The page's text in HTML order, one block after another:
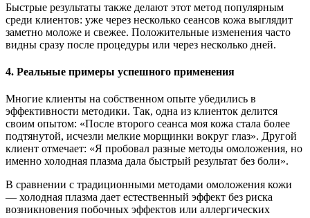
Быстрые результаты также делают этот метод популярным
среди клиентов: уже через несколько сеансов кожа выглядит
заметно моложе и свежее. Положительные изменения часто
видны сразу после процедуры или через несколько дней.
4. Реальные примеры успешного применения
Многие клиенты на собственном опыте убедились в
эффективности методики. Так, одна из клиенток делится
своим опытом: «После второго сеанса моя кожа стала более
подтянутой, исчезли мелкие морщинки вокруг глаз». Другой
клиент отмечает: «Я пробовал разные методы омоложения, но
именно холодная плазма дала быстрый результат без боли».
В сравнении с традиционными методами омоложения кожи
— холодная плазма дает естественный эффект без риска
возникновения побочных эффектов или аллергических